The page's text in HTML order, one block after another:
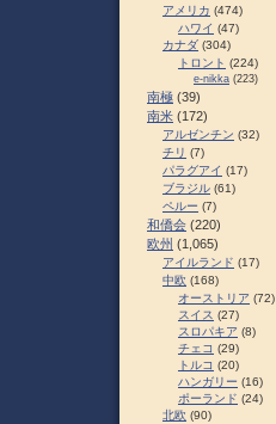
アメリカ (474)
ハワイ (47)
カナダ (304)
トロント (224)
e-nikka (223)
南極 (39)
南米 (172)
アルゼンチン (32)
チリ (7)
パラグアイ (17)
ブラジル (61)
ペルー (7)
和僑会 (220)
欧州 (1,065)
アイルランド (17)
中欧 (168)
オーストリア (72)
スイス (27)
スロパキア (8)
チェコ (29)
トルコ (20)
ハンガリー (16)
ポーランド (24)
北欧 (90)